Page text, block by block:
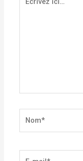
ici…